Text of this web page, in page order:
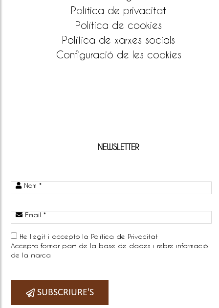
Política de privacitat
Política de cookies
Política de xarxes socials
Configuració de les cookies
NEWSLETTER
Nom *
Email *
He llegit i accepto la Política de Privacitat
Accepto formar part de la base de dades i rebre informació
de la marca
SUBSCRIURE'S